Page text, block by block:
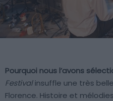
Pourquoi nous l’avons
Festivalinsuffle une très
Florence. Histoire et